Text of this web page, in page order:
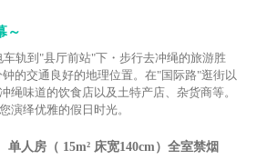
～
轨到"县厅前站"下・步行去冲绳的旅游胜
的交通良好的地理位置。在"国际路"逛街以
绳味道的饮食店以及土特产店、杂货商等。
演绎优雅的假日时光。
单人房（ 15m² 床宽140cm）全室禁烟